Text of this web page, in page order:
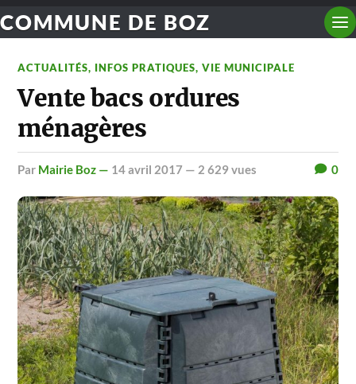
COMMUNE DE BOZ
ACTUALITÉS, INFOS PRATIQUES,VIE MUNICIPALE
Vente bacs ordures
ménagères
par Mairie Boz — 14 avril 2017 — 2 629 vues 0